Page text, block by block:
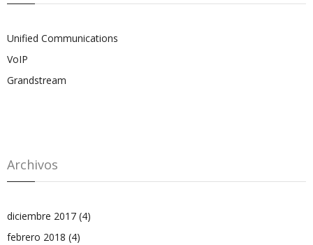
Unified Communications
VoIP
Grandstream
Archivos
diciembre 2017 (4)
febrero 2018 (4)